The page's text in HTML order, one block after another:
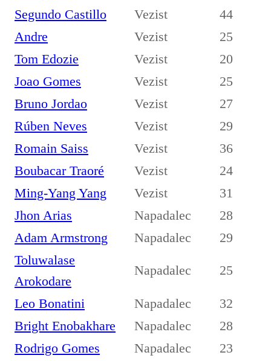
Segundo Castillo Vezist
44
Andre
Vezist
25
Tom Edozie
Vezist
20
Joao Gomes
Vezist
25
Bruno Jordao
Vezist
27
Rúben Neves
Vezist
29
Romain Saiss
Vezist
36
Boubacar Traoré
Vezist
24
Ming-Yang Yang
Vezist
31
Jhon Arias
Napadalec
28
Adam Armstrong
Napadalec
29
Toluwalase
Arokodare
Napadalec 25
Leo Bonatini Napadalec
32
Bright Enobakhare
Napadalec
28
Rodrigo Gomes
Napadalec
23